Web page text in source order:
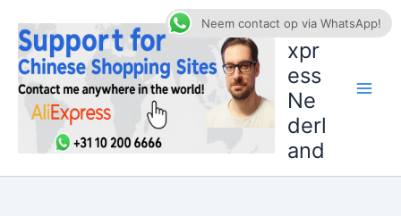
naar
inhoud
AliE
xpr
ess
Ne
derl
and
Neem contact op via WhatsApp!